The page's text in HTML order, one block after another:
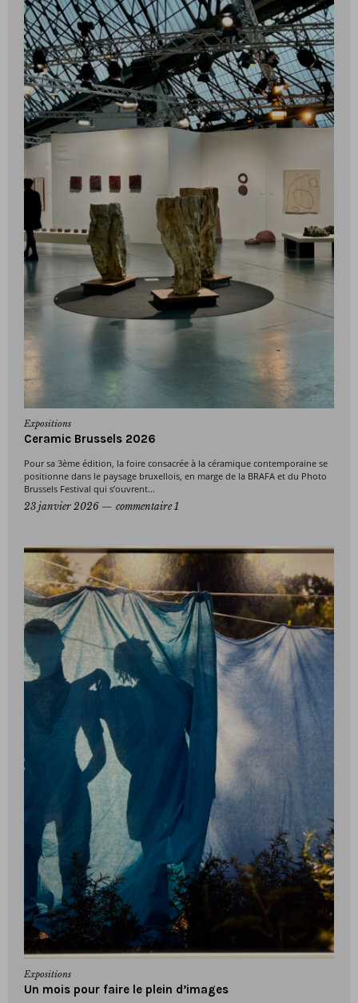
Expositions
Ceramic Brussels 2026
Pour sa 3ème édition, la foire consacrée à la céramique contemporaine se
positionne dans le paysage bruxellois, en marge de la BRAFA et du Photo
Brussels Festival qui s’ouvrent...
23 janvier 2026
commentaire 1
Expositions
Un mois pour faire le plein d’images